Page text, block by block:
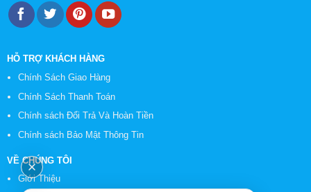
HỖ TRỢ KHÁCH HÀNG
Chính Sách Giao Hàng
Chính Sách Thanh Toán
Chính sách Đổi Trả Và Hoàn Tiền
Chính sách Bảo Mật Thông Tin
VỀ CHÚNG TÔI
Giới Thiệu